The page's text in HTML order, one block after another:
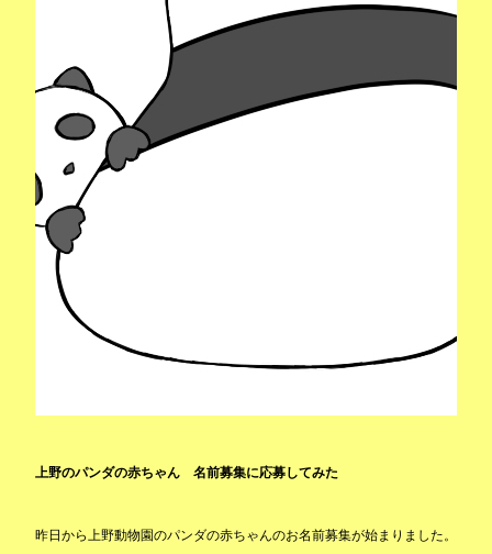
上野のパンダの赤ちゃん 名前募集に応募してみた
昨日から上野動物園のパンダの赤ちゃんのお名前募集が始まりました。